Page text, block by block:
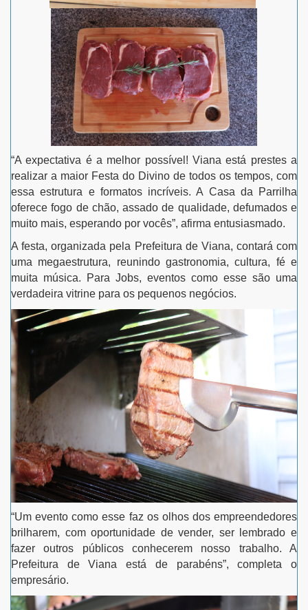
“A expectativa é a melhor possível! Viana está prestes a
realizar a maior Festa do Divino de todos os tempos, com
essa estrutura e formatos incríveis. A Casa da Parrilha
oferece fogo de chão, assado de qualidade, defumados e
muito mais, esperando por vocês”, afirma entusiasmado.
A festa, organizada pela Prefeitura de Viana, contará com
uma megaestrutura, reunindo gastronomia, cultura, fé e
muita música. Para Jobs, eventos como esse são uma
verdadeira vitrine para os pequenos negócios.
“Um evento como esse faz os olhos dos empreendedores
brilharem, com oportunidade de vender, ser lembrado e
fazer outros públicos conhecerem nosso trabalho. A
Prefeitura de Viana está de parabéns”, completa o
empresário.